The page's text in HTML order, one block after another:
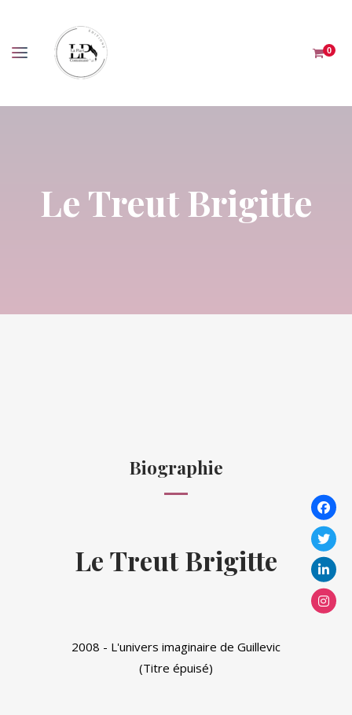
0
Le Treut Brigitte
Biographie
Le Treut Brigitte
2008 - L'univers imaginaire de Guillevic
(Titre épuisé)